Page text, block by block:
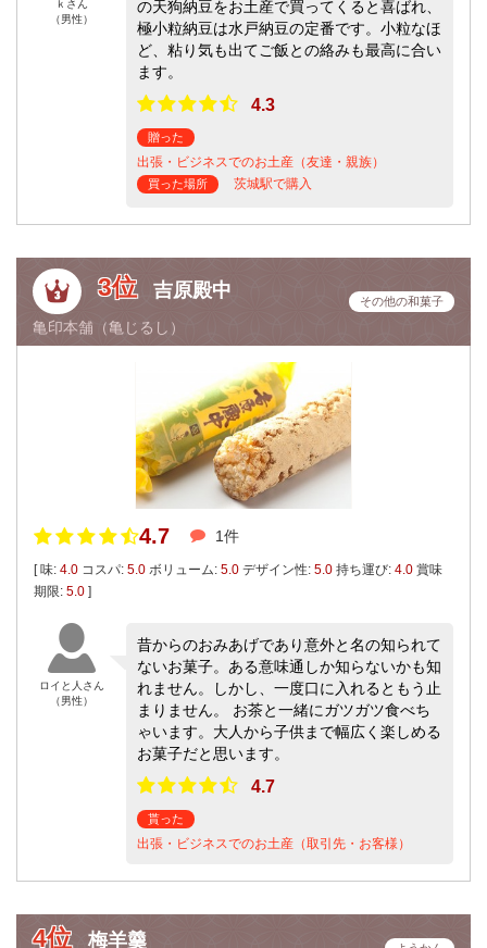
ｋさん
（男性）
の天狗納豆をお土産で買ってくると喜ばれ、
極小粒納豆は水戸納豆の定番です。小粒なほ
ど、粘り気も出てご飯との絡みも最高に合い
ます。
4.3
贈った
出張・ビジネスでのお土産（友達・親族）
買った場所 茨城駅で購入
3位 吉原殿中
亀印本舗（亀じるし）
その他の和菓子
4.7 1件
[ 味: 4.0 コスパ: 5.0 ボリューム: 5.0 デザイン性: 5.0 持ち運び: 4.0 賞味
期限: 5.0 ]
ロイと人さん
（男性）
昔からのおみあげであり意外と名の知られて
ないお菓子。ある意味通しか知らないかも知
れません。しかし、一度口に入れるともう止
まりません。 お茶と一緒にガツガツ食べち
ゃいます。大人から子供まで幅広く楽しめる
お菓子だと思います。
4.7
貰った
出張・ビジネスでのお土産（取引先・お客様）
4位 梅羊羹